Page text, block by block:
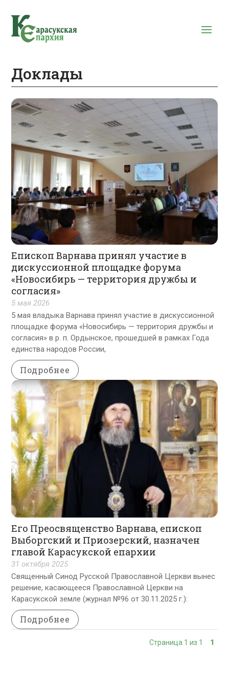
Доклады
Епископ Варнава принял участие в
дискуссионной площадке форума
«Новосибирь — территория дружбы и
согласия»
5 мая 2026
5 мая владыка Варнава принял участие в дискуссионной
площадке форума «Новосибирь — территория дружбы и
согласия» в р. п. Ордынское, прошедшей в рамках Года
единства народов России,
Подробнее
Его Преосвященство Варнава, епископ
Выборгский и Приозерский, назначен
главой Карасукской епархии
31 октября 2025
Священный Синод Русской Православной Церкви вынес
решение, касающееся Православной Церкви на
Карасукской земле (журнал №96 от 30.11.2025 г.):
Подробнее
Страница 1 из 1 1